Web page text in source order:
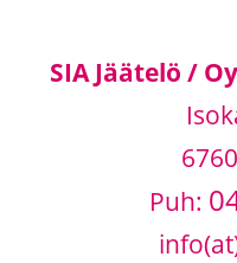
SIA Jäätelö /
Puh: